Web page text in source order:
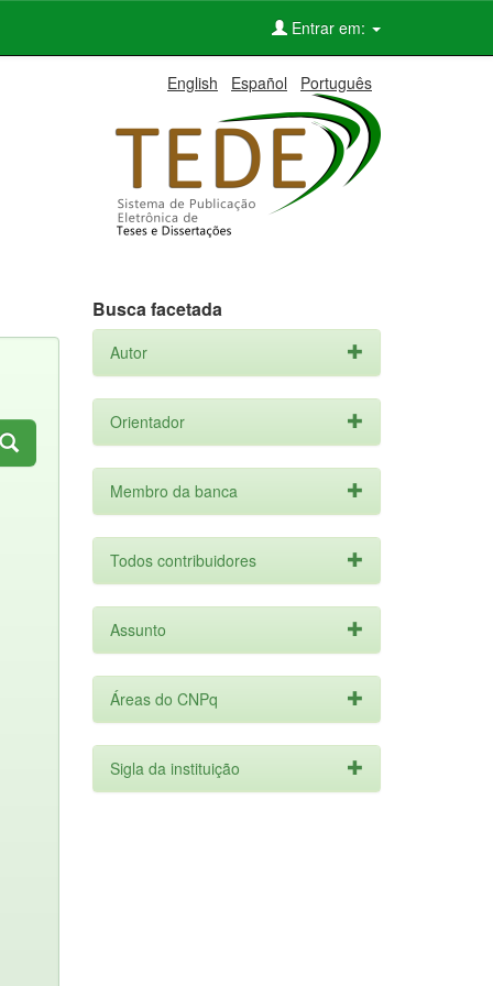
Entrar em:
English Español Português
Busca facetada
Autor
Orientador
Membro da banca
Todos contribuidores
Assunto
Áreas do CNPq
Sigla da instituição